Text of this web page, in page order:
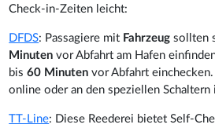
Check-in-Zeiten leicht:
DFDS: Passagiere mit Fahrzeugsollten
Minuten vor Abfahrt am Hafen
bis60 Minuten vor Abfahrt
online oder an den speziellen Schaltern
TT-Line: Diese Reederei bietet Self-